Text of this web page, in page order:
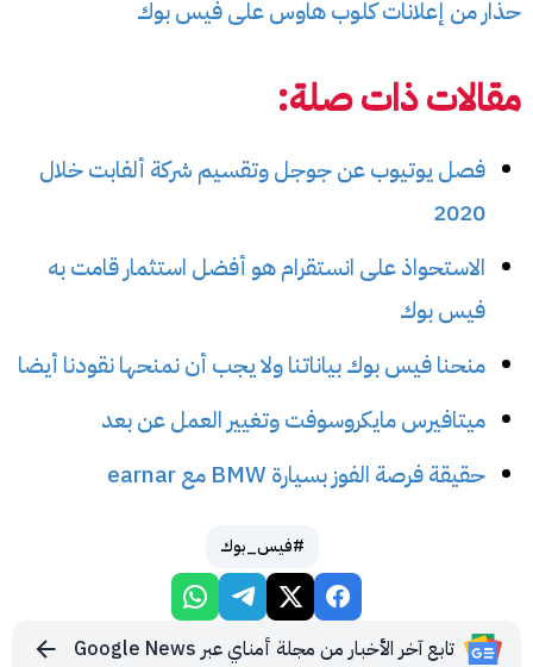
حذار من إعلانات كلوب هاوس على فيس بوك
مقالات ذات صلة:
فصل يوتيوب عن جوجل وتقسيم شركة ألفابت خلال
2020
الاستحواذ على انستقرام هو أفضل استثمار قامت به
فيس بوك
منحنا فيس بوك بياناتنا ولا يجب أن نمنحها نقودنا أيضا
ميتافيرس مايكروسوفت وتغيير العمل عن بعد
حقيقة فرصة الفوز بسيارة BMW مع earnar
#فيس_بوك
تابع آخر الأخبار من مجلة أمناي عبر Google News